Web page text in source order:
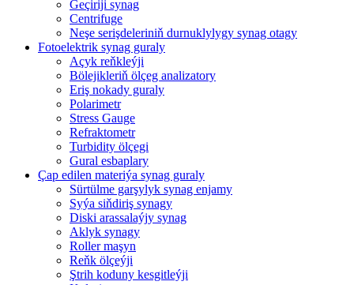
Geçiriji synag
Centrifuge
Neşe serişdeleriniň durnuklylygy synag otagy
Fotoelektrik synag guraly
Açyk reňkleýji
Bölejikleriň ölçeg analizatory
Eriş nokady guraly
Polarimetr
Stress Gauge
Refraktometr
Turbidity ölçegi
Gural esbaplary
Çap edilen materiýa synag guraly
Sürtülme garşylyk synag enjamy
Syýa siňdiriş synagy
Diski arassalaýjy synag
Aklyk synagy
Roller maşyn
Reňk ölçeýji
Ştrih koduny kesgitleýji